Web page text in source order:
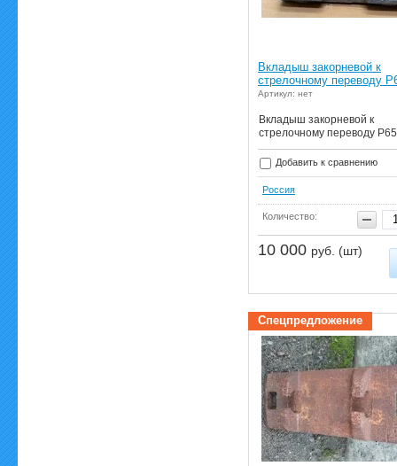
Вкладыш закорневой к
стрелочному переводу
Артикул: нет
Вкладыш закорневой к
стрелочному переводу Р65
Добавить к сравнению
Россия
Количество:
10 000 руб. (шт)
Спецпредложение